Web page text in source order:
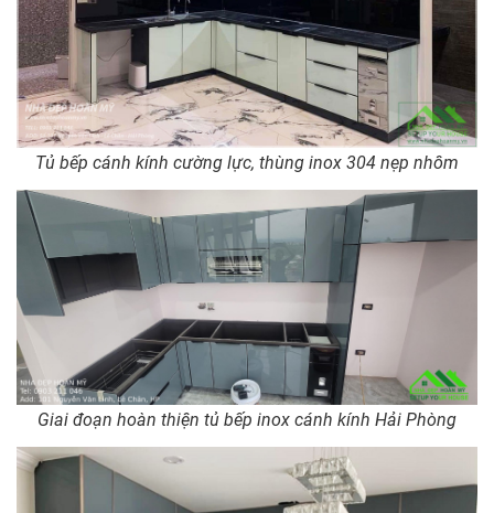
Tủ bếp cánh kính cường lực, thùng inox 304 nẹp nhôm
Giai đoạn hoàn thiện tủ bếp inox cánh kính Hải Phòng